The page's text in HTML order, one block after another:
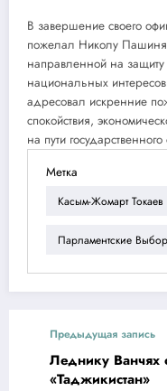
В завершение своего
пожелал Николу
направленной на
национальных
адресовал искренние
спокойствия,
на пути государственного
Метка
Касым-Жомарт Токаев
Парламентские
Предыдущая запись
Леднику Ванчях
«Таджикистан»